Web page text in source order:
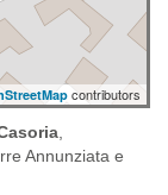
contributors
Annunziata e